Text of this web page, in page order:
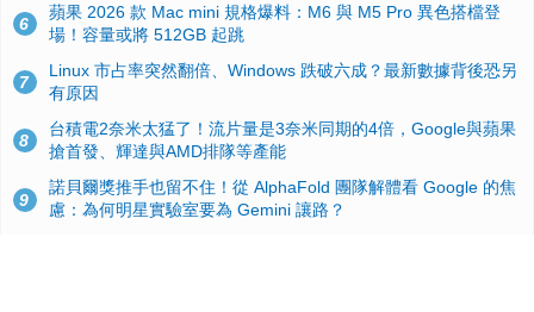
6
蘋果 2026 款 Mac mini 規格爆料：M6 與 M5 Pro 異色搭檔登
場！容量或將 512GB 起跳
7
Linux 市占率突然翻倍、Windows 跌破六成？最新數據背後恐另
有原因
8
台積電2奈米太猛了！流片量是3奈米同期的4倍，Google與蘋果
搶首發、輝達與AMD排隊等產能
9
諾貝爾獎推手也留不住！從 AlphaFold 團隊解體看 Google 的焦
慮：為何明星實驗室要為 Gemini 讓路？